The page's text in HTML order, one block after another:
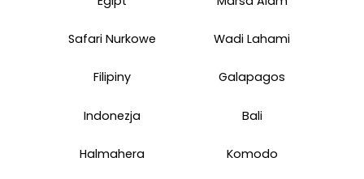
Safari Nurkowe Wadi Lahami
Filipiny Galapagos
Indonezja Bali
Halmahera Komodo